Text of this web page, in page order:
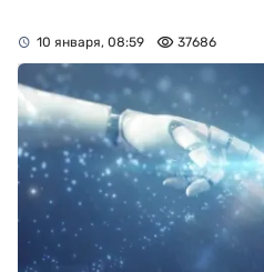
10 января, 08:59 37686